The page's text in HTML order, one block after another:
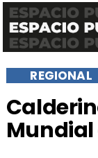
Mundial
REGIONAL